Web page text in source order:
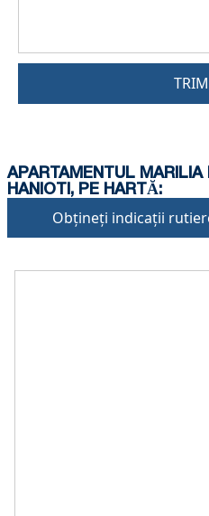
APARTAMENTUL MARILIA
HANIOTI, PE HARTĂ:
Obțineți indicații